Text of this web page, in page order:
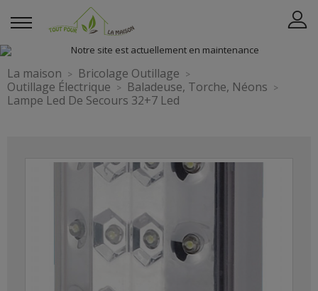
La maison
Bricolage Outillage
Outillage Électrique
Baladeuse, Torche, Néons
Lampe Led De Secours 32+7 Led